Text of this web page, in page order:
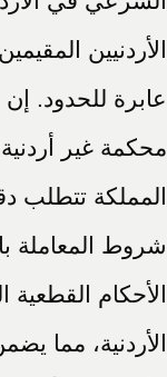
الأردنيين
عابرة للحدود.
محكمة غير
المملكة تتطلب
شروط المعاملة
الأحكام
الأردنية، مما